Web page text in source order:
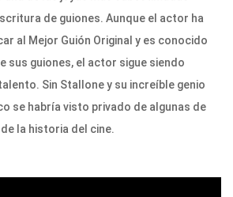
de guiones. Aunque el actor ha
al Mejor Guión Original y es conocido
sus guiones, el actor sigue siendo
Sin Stallone y su increíble genio
se habría visto privado de algunas de
la historia del cine.